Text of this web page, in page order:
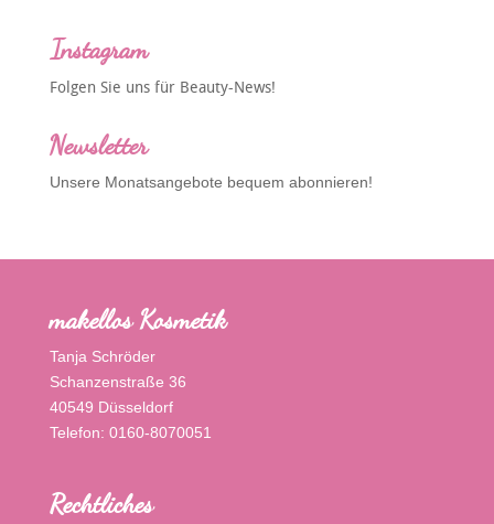
Instagram
Folgen Sie uns für Beauty-News!
Newsletter
Unsere Monatsangebote bequem abonnieren!
makellos Kosmetik
Tanja Schröder
Schanzenstraße 36
40549 Düsseldorf
Telefon: 0160-8070051
Rechtliches